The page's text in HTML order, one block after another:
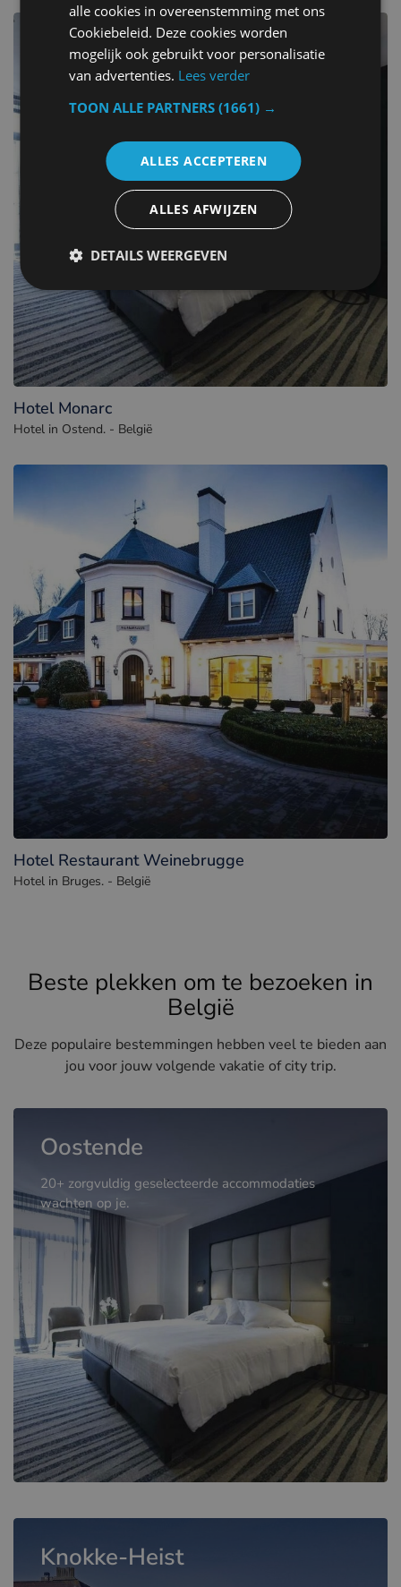
Hotel Monarc
Hotel in Ostend. - België
Hotel Restaurant Weinebrugge
Hotel in Bruges. - België
Beste plekken om te bezoeken in
België
Deze populaire bestemmingen hebben veel te bieden aan
jou voor jouw volgende vakatie of city trip.
Oostende
20+ zorgvuldig geselecteerde accommodaties
wachten op je.
Knokke-Heist
alle cookies in overeenstemming met ons
Cookiebeleid. Deze cookies worden
mogelijk ook gebruikt voor personalisatie
van advertenties. Lees verder
TOON ALLE PARTNERS(1661) →
ALLES ACCEPTEREN
ALLES AFWIJZEN
DETAILS WEERGEVEN